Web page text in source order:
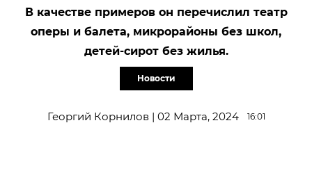
В качестве примеров он перечислил театр
оперы и балета, микрорайоны без школ,
детей-сирот без жилья.
Новости
Георгий Корнилов | 02 Марта, 2024 16:01